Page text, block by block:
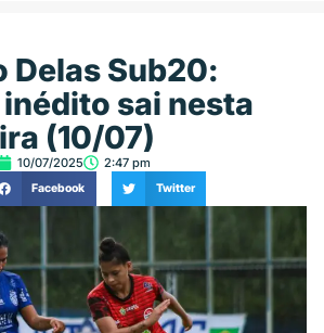
Delas Sub20:
sai nesta
(10/07)
10/07/2025 2:47 pm
Facebook Twitter